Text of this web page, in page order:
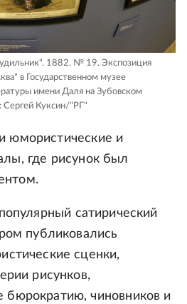
1882. № 19. Экспозиция
в Государственном музее
имени Даля на Зубовском
Сергей Куксин/"РГ"
юмористические и
где рисунок был
сатирический
публиковались
сценки,
рисунков,
чиновников и